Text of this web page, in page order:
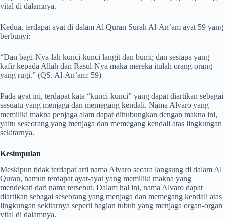
vital di dalamnya.
Kedua, terdapat ayat di dalam Al Quran Surah Al-An’am ayat 59 yang
berbunyi:
“Dan bagi-Nya-lah kunci-kunci langit dan bumi; dan sesiapa yang
kafir kepada Allah dan Rasul-Nya maka mereka itulah orang-orang
yang rugi.” (QS. Al-An’am: 59)
Pada ayat ini, terdapat kata “kunci-kunci” yang dapat diartikan sebagai
sesuatu yang menjaga dan memegang kendali. Nama Alvaro yang
memiliki makna penjaga alam dapat dihubungkan dengan makna ini,
yaitu seseorang yang menjaga dan memegang kendali atas lingkungan
sekitarnya.
Kesimpulan
Meskipun tidak terdapat arti nama Alvaro secara langsung di dalam Al
Quran, namun terdapat ayat-ayat yang memiliki makna yang
mendekati dari nama tersebut. Dalam hal ini, nama Alvaro dapat
diartikan sebagai seseorang yang menjaga dan memegang kendali atas
lingkungan sekitarnya seperti bagian tubuh yang menjaga organ-organ
vital di dalamnya.